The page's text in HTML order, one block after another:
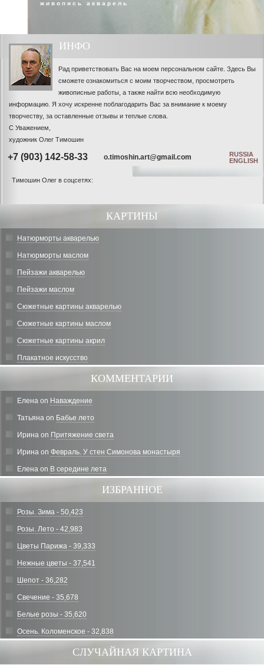
живопись акварель
ИНФО
Рад приветствовать Вас на моем персональном сайте. Здесь Вы
сможете ознакомиться с моим творчеством, просмотреть
живописные работы, а также найти всю необходимую
информацию. Я хочу искренне поблагодарить Вас за внимание к моему
творчеству, за оставленные отзывы и теплые слова.
С Уважением,
художник Олег Тимошин
+7 (903) 142-58-33
RUSSIA
ENGLISH
o.timoshin.art@gmail.com
Тимошин Олег в соцсетях:
КАРТИНЫ
Натюрморты акварелью
Натюрморты маслом
Пейзажи акварелью
Пейзажи маслом
Сюжетные картины акварелью
Сюжетные картины маслом
Сюжетные картины акрил
Плакатное искусство
КОММЕНТАРИИ
Елена on Наваждение
Татьяна on Бабье лето
Ирина on Притяжение света
Ирина on Февраль. У стен Симонова монастыря
Елена on В середине лета
ИЗБРАННОЕ
Розы. Зима - 50,423
Розы. Лето - 42,983
Цветы Парижа - 39,333
Нежные цветы - 37,541
Шепот - 36,282
Свечение - 35,678
Белые розы - 35,620
Осень. Коломенское - 32,838
СЛУЧАЙНАЯ КАРТИНА